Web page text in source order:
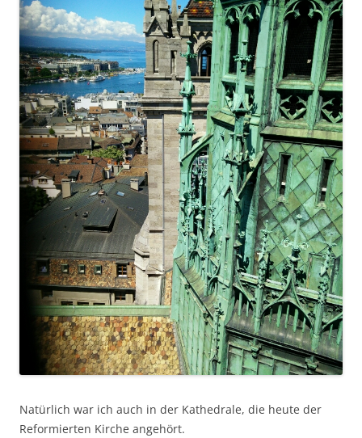
Natürlich war ich auch in der Kathedrale, die heute der
Reformierten Kirche angehört.